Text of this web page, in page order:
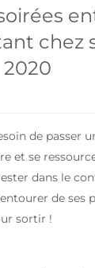
chez
2020
de passer
et se
dans le
de ses
sortir !